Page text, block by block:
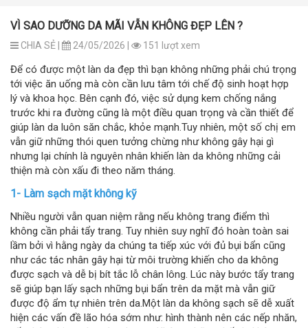
VÌ SAO DƯỠNG DA MÃI VẪN KHÔNG ĐẸP LÊN ?
CHIA SẺ | 24/05/2026 | 151 lượt xem
Để có được một làn da đẹp thì bạn không những phải chú trọng
tới việc ăn uống mà còn cần lưu tâm tới chế độ sinh hoạt hợp
lý và khoa học. Bên cạnh đó, việc sử dụng kem chống nắng
trước khi ra đường cũng là một điều quan trọng và cần thiết để
giúp làn da luôn săn chắc, khỏe mạnh.Tuy nhiên, một số chị em
vẫn giữ những thói quen tưởng chừng như không gây hại gì
nhưng lại chính là nguyên nhân khiến làn da không những cải
thiện mà còn xấu đi theo năm tháng.
1- Làm sạch mặt không kỹ
Nhiều người vẫn quan niệm rằng nếu không trang điểm thì
không cần phải tẩy trang. Tuy nhiên suy nghĩ đó hoàn toàn sai
lầm bởi vì hằng ngày da chúng ta tiếp xúc với đủ bụi bẩn cũng
như các tác nhân gây hại từ môi trường khiến cho da không
được sạch và dễ bị bít tắc lỗ chân lông. Lúc này bước tẩy trang
sẽ giúp bạn lấy sạch những bụi bẩn trên da mặt mà vẫn giữ
được độ ẩm tự nhiên trên da.Một làn da không sạch sẽ dễ xuất
hiện các vấn đề lão hóa sớm như: hình thành nên các nếp nhăn,